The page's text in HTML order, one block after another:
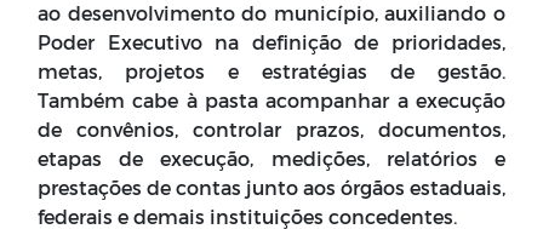
ao desenvolvimento do município, auxiliando o
Poder Executivo na definição de prioridades,
metas, projetos e estratégias de gestão.
Também cabe à pasta acompanhar a execução
de convênios, controlar prazos, documentos,
etapas de execução, medições, relatórios e
prestações de contas junto aos órgãos estaduais,
federais e demais instituições concedentes.